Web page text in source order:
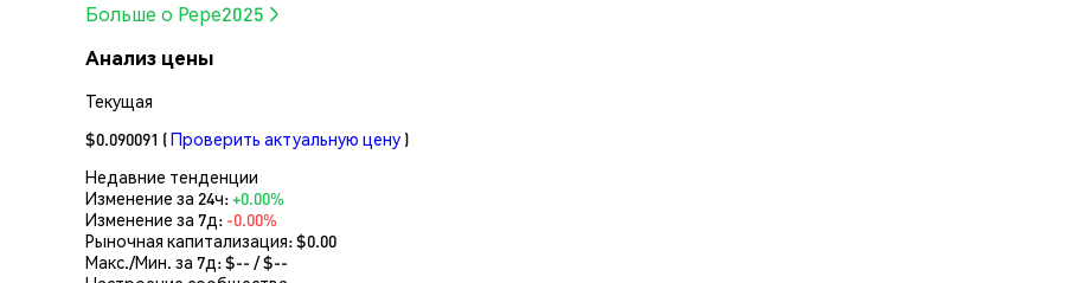
Больше о Pepe2025
Анализ цены
Текущая
$0.090091 (Проверить актуальную цену )
Недавние тенденции
Изменение за 24ч:+0.00%
Изменение за 7д: -0.00%
Рыночная капитализация:$0.00
Макс./Мин. за 7д: $-- / $--